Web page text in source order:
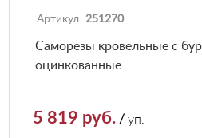
Артикул: 251270
Саморезы кровельные с
оцинкованные
5 819 руб. /уп.